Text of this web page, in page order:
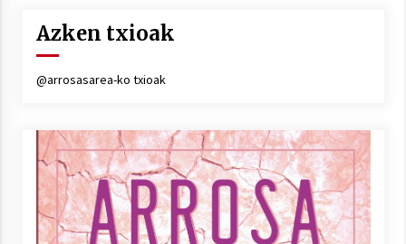
Azken txioak
@arrosasarea-ko txioak